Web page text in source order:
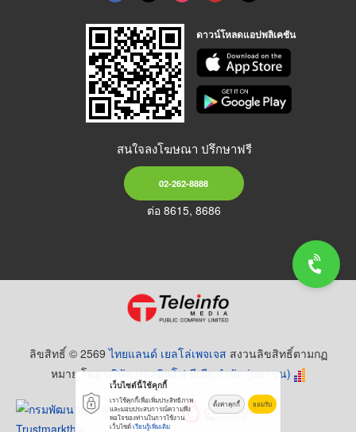
ดาวน์โหลดแอปพลิเคชัน
สนใจลงโฆษณา ปรึกษาฟรี
02-262-8888
ต่อ 8615, 8686
ลิขสิทธิ์ © 2569ไทยแลนด์ เยลโล่เพจเจส สงวนลิขสิทธิ์ตามกฏ
หมาย โดยบริษัท เทเลอินโฟ มีเดีย จำกัด (มหาชน)
เว็บไซต์นี้ใช้คุกกี้
เราใช้คุกกี้เพื่อเพิ่มประสิทธิภาพ
และมอบประสบการณ์ความพึง
พอใจของท่านในการใช้งาน
เว็บไซต์เรียนรู้เพิ่มเติม
ตั้งค่าคุกกี้ ยอมรับ